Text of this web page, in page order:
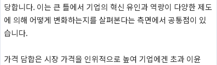
당합니다. 이는 큰 틀에서 기업의 혁신 유인과 역량이 다양한 제도
에 의해 어떻게 변화하는지를 살펴본다는 측면에서 공통점이 있
습니다.
가격 담합은 시장 가격을 인위적으로 높여 기업에겐 초과 이윤